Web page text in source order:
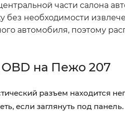
части салона
без необходимости
автомобиля, поэтому
на Пежо 207
разъем находится
если заглянуть под панель.